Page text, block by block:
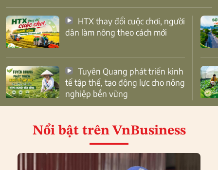
dân làm nông theo cách mới
tế tập thể, tạo động lực cho nông
nghiệp bền vững
Nổi bật trên VnBusiness